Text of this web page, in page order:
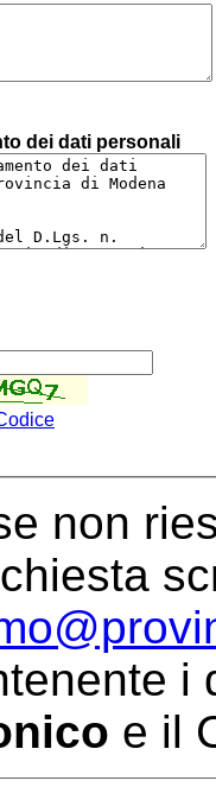
dei dati personali
non
i
e il